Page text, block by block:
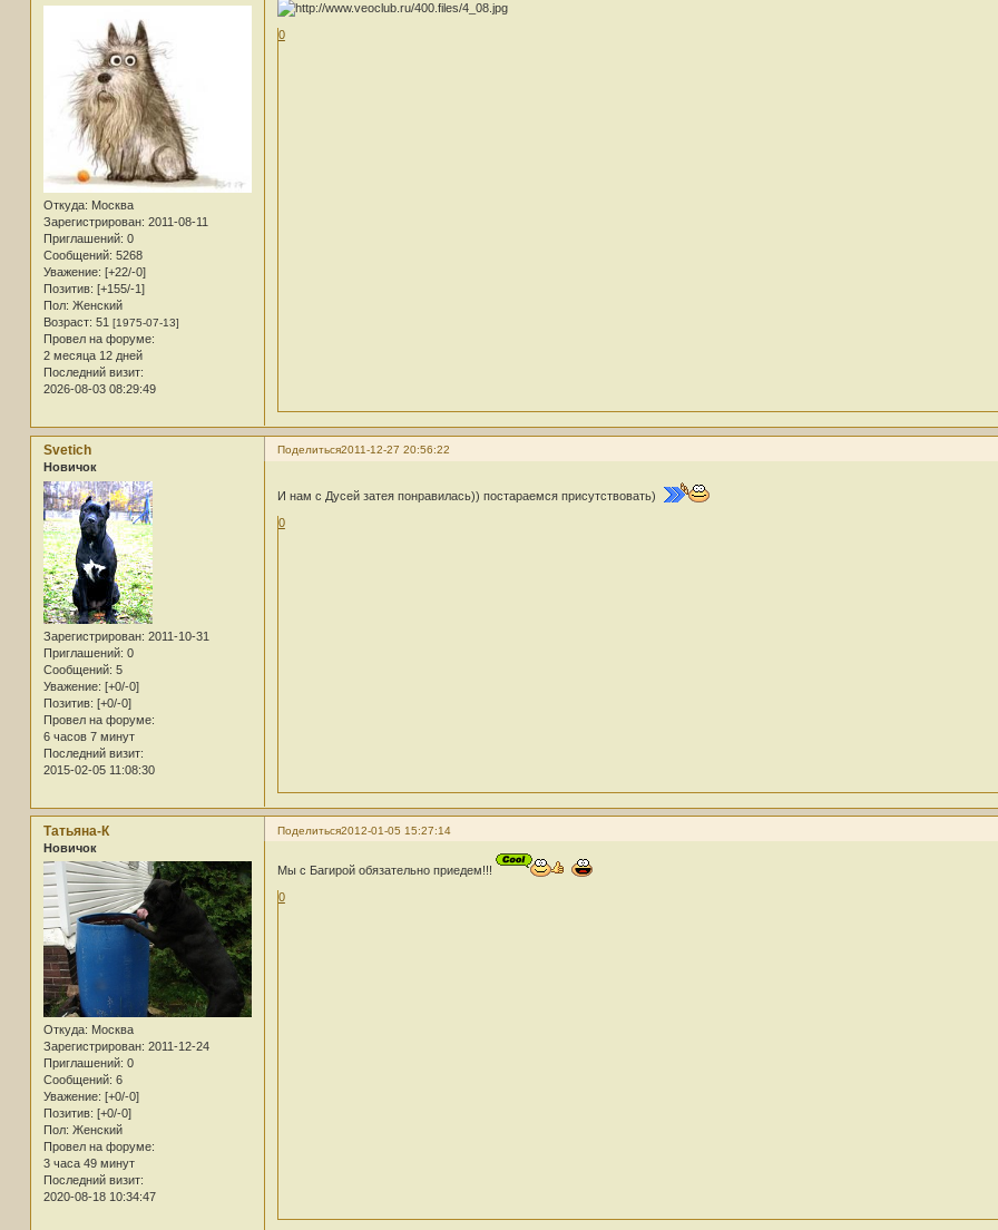
Откуда: Москва
Зарегистрирован: 2011-08-11
Приглашений: 0
Сообщений: 5268
Уважение: [+22/-0]
Позитив: [+155/-1]
Пол: Женский
Возраст: 51 [1975-07-13]
Провел на форуме:
2 месяца 12 дней
Последний визит:
2026-08-03 08:29:49
0
Поделиться2011-12-27 20:56:22
Svetich
Новичок
Зарегистрирован: 2011-10-31
Приглашений: 0
Сообщений: 5
Уважение: [+0/-0]
Позитив: [+0/-0]
Провел на форуме:
6 часов 7 минут
Последний визит:
2015-02-05 11:08:30
И нам с Дусей затея понравилась)) постараемся присутствовать)
0
Поделиться2012-01-05 15:27:14
Татьяна-К
Новичок
Откуда: Москва
Зарегистрирован: 2011-12-24
Приглашений: 0
Сообщений: 6
Уважение: [+0/-0]
Позитив: [+0/-0]
Пол: Женский
Провел на форуме:
3 часа 49 минут
Последний визит:
2020-08-18 10:34:47
Мы с Багирой обязательно приедем!!!
0